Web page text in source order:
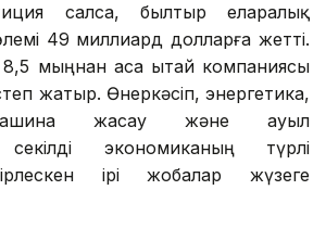
салса, былтыр еларалық
49 миллиард долларға жетті.
8,5 мыңнан аса Қытай компаниясы
жатыр. Өнеркәсіп, энергетика,
жасау және ауыл
экономиканың түрлі
ірі жобалар жүзеге